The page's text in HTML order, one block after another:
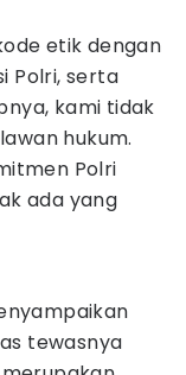
etik dengan
Polri, serta
kami tidak
hukum.
Polri
ada yang
tewasnya